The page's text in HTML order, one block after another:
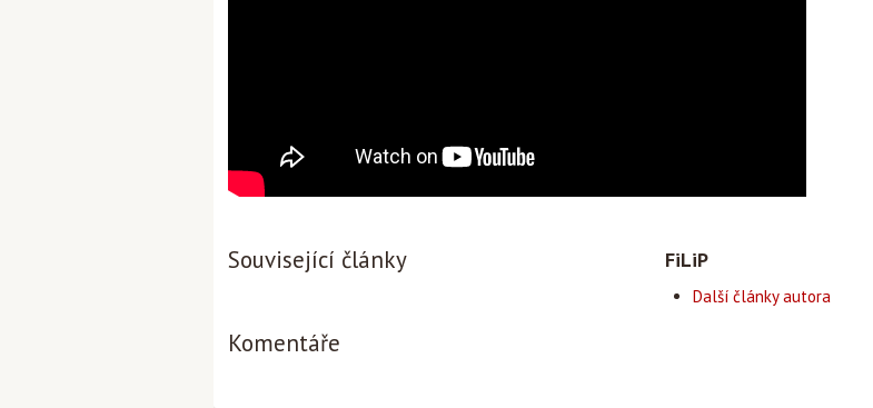
Související články FiLiP
Další články autora
Komentáře